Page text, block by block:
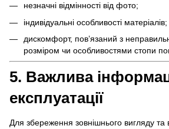
незначні відмінності від фото;
індивідуальні особливості матеріалів;
дискомфорт, пов’язаний з
розміром чи особливостями стопи
5. Важлива
експлуатації
Для збереження зовнішнього вигляду та